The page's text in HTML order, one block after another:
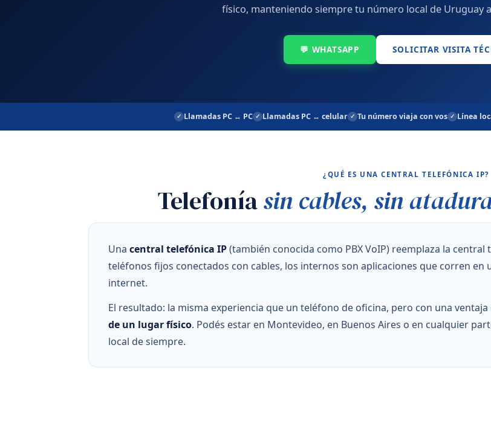
físico, manteniendo siempre tu número local de Uruguay
💬 WHATSAPP SOLICITAR VISITA
Llamadas PC ↔ PC Llamadas PC ↔ celular Tu número viaja con vos Línea
¿QUÉ ES UNA CENTRAL TELEFÓNICA IP?
Telefoníasin cables, sin
Una central telefónica IP(también conocida como PBX VoIP) reemplaza la
teléfonos fijos conectados con cables, los internos son aplicaciones que corren en
internet.
El resultado: la misma experiencia que un teléfono de oficina, pero con una
de un lugar físico. Podés estar en Montevideo, en Buenos Aires o en cualquier
local de siempre.